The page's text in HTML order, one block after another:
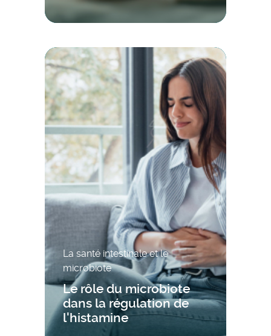
La santé intestinale et le
microbiote
Le rôle du microbiote
dans la régulation de
l'histamine